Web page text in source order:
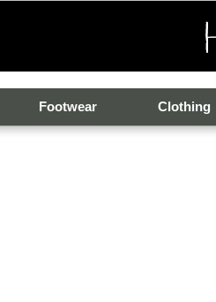
Footwear Clothing